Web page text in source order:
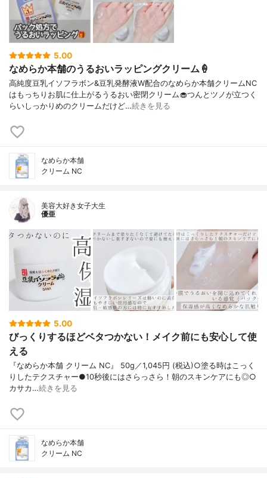
5.00
なめらか本舗のうるおいラッピングクリーム🍦
高純度豆乳イソフラボン&豆乳発酵液W配合のなめらか本舗クリームNC
はもっちりお肌に仕上がるうるおい密閉クリーム🧁つんとツノが立つく
らいしっかりめのクリームだけど…続きを見る
なめらか本舗
クリーム NC
美容大好き女子大生
優亜
5.00
びっくりするほどベタつかない！メイク前にも安心して使
える
『なめらか本舗 クリーム NC』 50g／1,045円 (税込)○塗る時はこっく
りしたテクスチャー●10秒後にはさらっさら！朝のスキンケアにも◎○
カサカ…続きを見る
なめらか本舗
クリーム NC